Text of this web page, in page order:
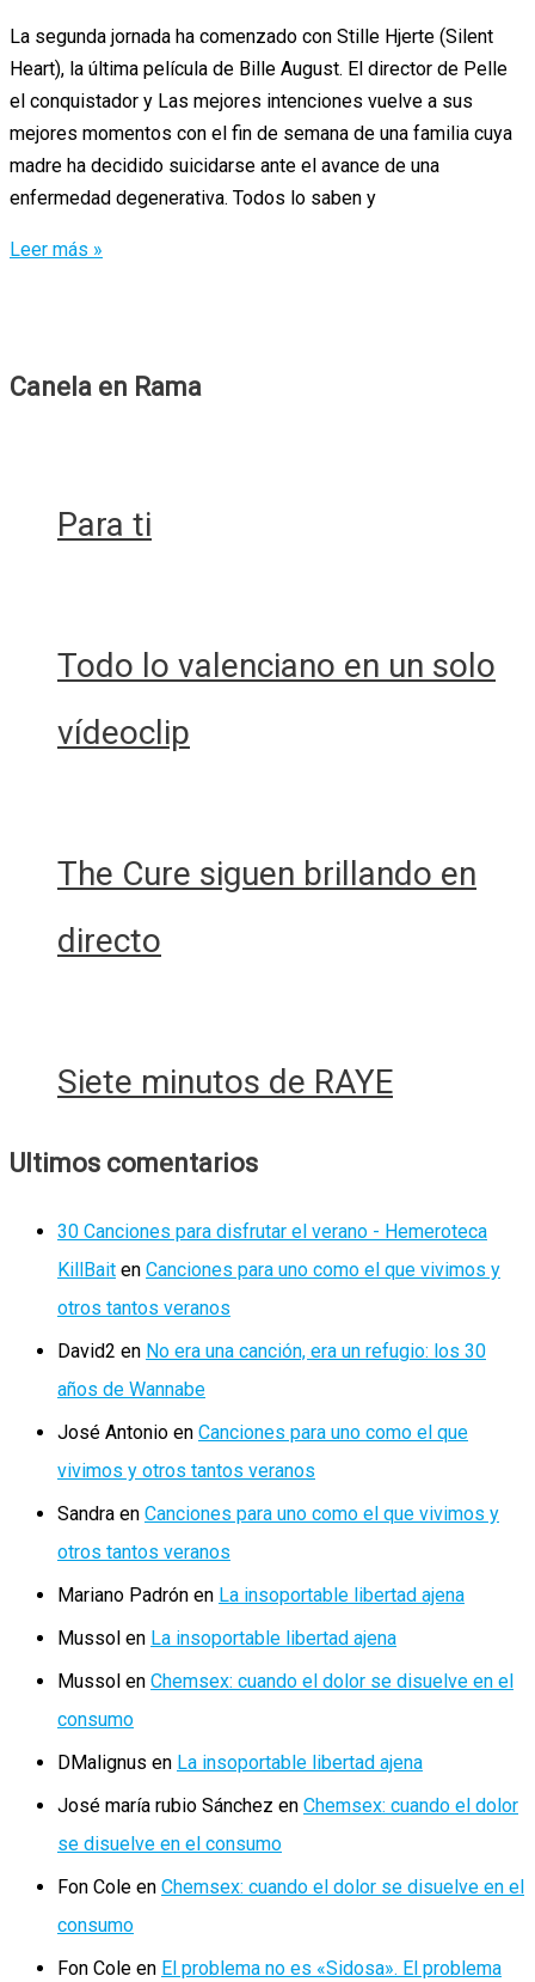
La segunda jornada ha comenzado con Stille Hjerte (Silent
Heart), la última película de Bille August. El director de Pelle
el conquistador y Las mejores intenciones vuelve a sus
mejores momentos con el fin de semana de una familia cuya
madre ha decidido suicidarse ante el avance de una
enfermedad degenerativa. Todos lo saben y
DonOstia
Leer más »
Canela en Rama
Para ti
Todo lo valenciano en un solo
vídeoclip
The Cure siguen brillando en
directo
Siete minutos de RAYE
Ultimos comentarios
30 Canciones para disfrutar el verano - Hemeroteca
KillBait en Canciones para uno como el que vivimos y
otros tantos veranos
David2 en No era una canción, era un refugio: los 30
años de Wannabe
José Antonio en Canciones para uno como el que
vivimos y otros tantos veranos
Sandra en Canciones para uno como el que vivimos y
otros tantos veranos
Mariano Padrón en La insoportable libertad ajena
Mussol en La insoportable libertad ajena
Mussol en Chemsex: cuando el dolor se disuelve en el
consumo
DMalignus en La insoportable libertad ajena
José maría rubio Sánchez en Chemsex: cuando el dolor
se disuelve en el consumo
Fon Cole en Chemsex: cuando el dolor se disuelve en el
consumo
Fon Cole en El problema no es «Sidosa». El problema